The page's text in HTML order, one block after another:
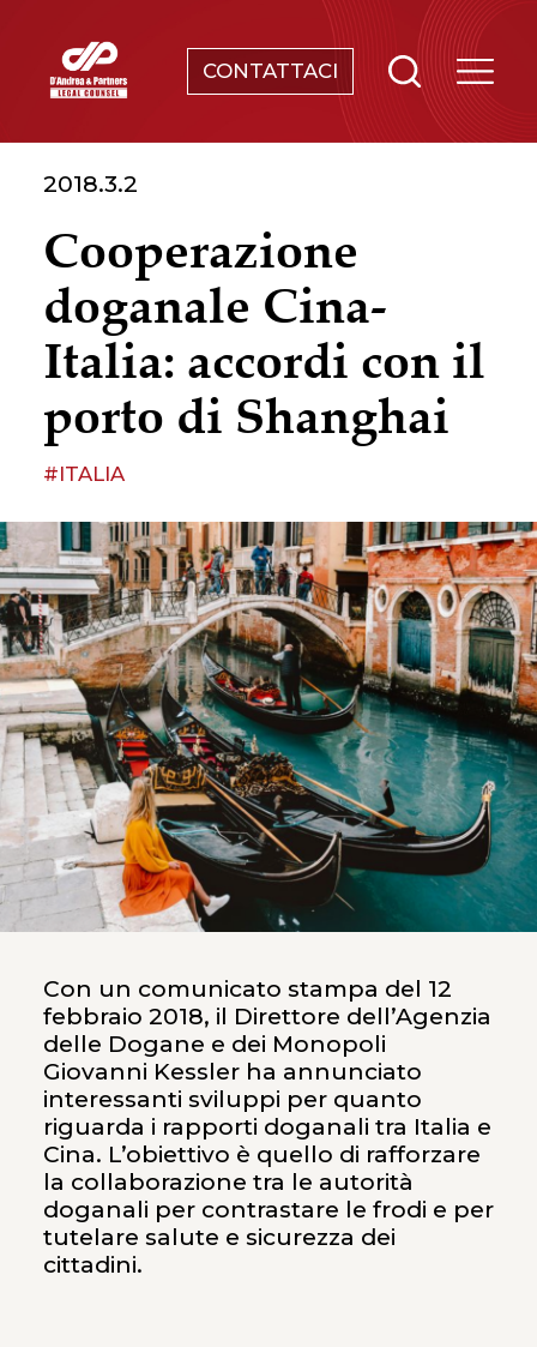
CONTATTACI
CHI SIAMO
NEWS & EVENTI
CONOSCENZE
CONTATTI
2018.3.2
Cooperazione
doganale Cina-
Italia: accordi con il
porto di Shanghai
#ITALIA
Con un comunicato stampa del 12
febbraio 2018, il Direttore dell’Agenzia
delle Dogane e dei Monopoli
Giovanni Kessler ha annunciato
interessanti sviluppi per quanto
riguarda i rapporti doganali tra Italia e
Cina. L’obiettivo è quello di rafforzare
la collaborazione tra le autorità
doganali per contrastare le frodi e per
tutelare salute e sicurezza dei
cittadini.